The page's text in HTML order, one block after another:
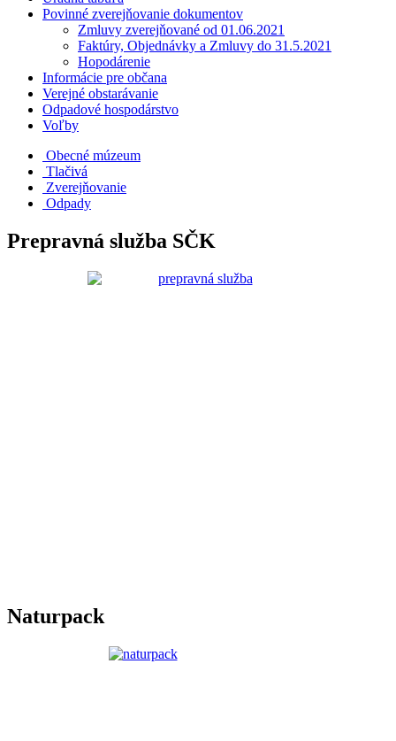
Povinné zverejňovanie dokumentov
Zmluvy zverejňované od 01.06.2021
Faktúry, Objednávky a Zmluvy do 31.5.2021
Hopodárenie
Informácie pre občana
Verejné obstarávanie
Odpadové hospodárstvo
Voľby
Obecné múzeum
Tlačivá
Zverejňovanie
Odpady
Prepravná služba SČK
Naturpack